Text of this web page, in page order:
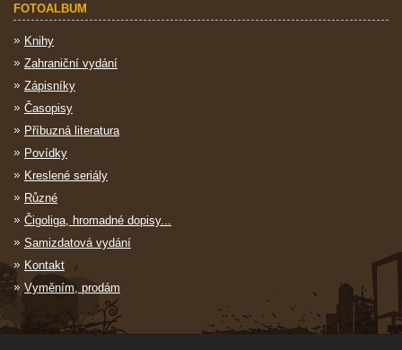
FOTOALBUM
Knihy
Zahraniční vydání
Zápisníky
Časopisy
Příbuzná literatura
Povídky
Kreslené seriály
Různé
Čigoliga, hromadné dopisy...
Samizdatová vydání
Kontakt
Vyměním, prodám